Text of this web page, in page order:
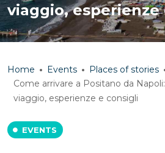
viaggio, esperienze
Home Events Places of stories
Come arrivare a Positano da
viaggio, esperienze e consigli
EVENTS